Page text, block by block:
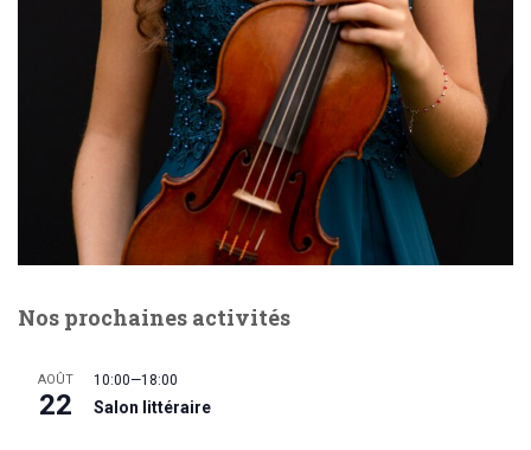
Nos prochaines activités
AOÛT
22
10:00—18:00
Salon littéraire